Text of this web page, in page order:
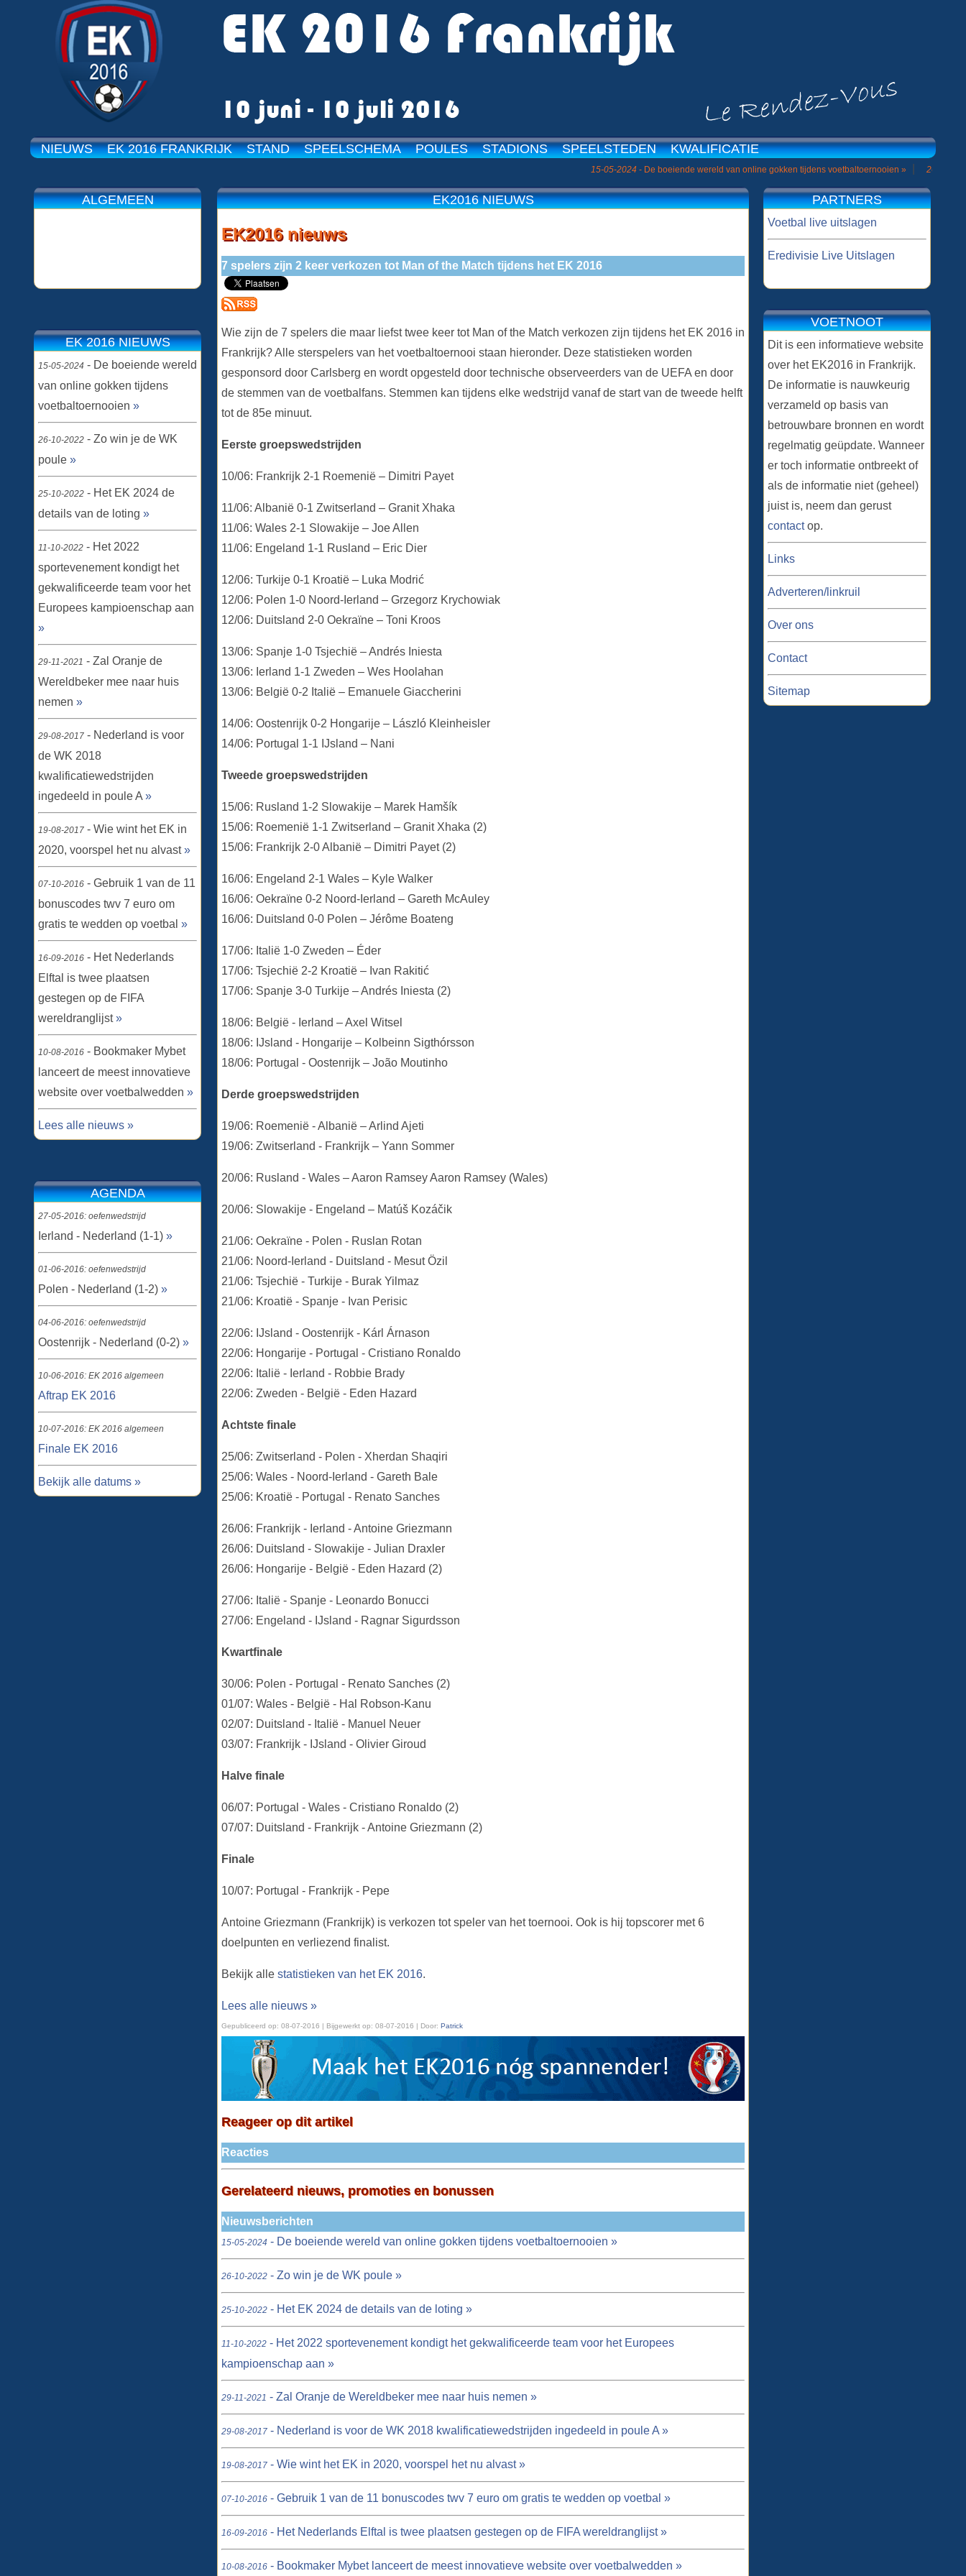
EK2016 NIEUWS
EK2016 nieuws
7 spelers zijn 2 keer verkozen tot Man of the Match tijdens het EK 2016
Wie zijn de 7 spelers die maar liefst twee keer tot Man of the Match verkozen zijn tijdens het EK 2016 in
Frankrijk? Alle sterspelers van het voetbaltoernooi staan hieronder. Deze statistieken worden
gesponsord door Carlsberg en wordt opgesteld door technische observeerders van de UEFA en door
de stemmen van de voetbalfans. Stemmen kan tijdens elke wedstrijd vanaf de start van de tweede helft
tot de 85e minuut.
Eerste groepswedstrijden
10/06: Frankrijk 2-1 Roemenië – Dimitri Payet
11/06: Albanië 0-1 Zwitserland – Granit Xhaka
11/06: Wales 2-1 Slowakije – Joe Allen
11/06: Engeland 1-1 Rusland – Eric Dier
12/06: Turkije 0-1 Kroatië – Luka Modrić
12/06: Polen 1-0 Noord-Ierland – Grzegorz Krychowiak
12/06: Duitsland 2-0 Oekraïne – Toni Kroos
13/06: Spanje 1-0 Tsjechië – Andrés Iniesta
13/06: Ierland 1-1 Zweden – Wes Hoolahan
13/06: België 0-2 Italië – Emanuele Giaccherini
14/06: Oostenrijk 0-2 Hongarije – László Kleinheisler
14/06: Portugal 1-1 IJsland – Nani
Tweede groepswedstrijden
15/06: Rusland 1-2 Slowakije – Marek Hamšík
15/06: Roemenië 1-1 Zwitserland – Granit Xhaka (2)
15/06: Frankrijk 2-0 Albanië – Dimitri Payet (2)
16/06: Engeland 2-1 Wales – Kyle Walker
16/06: Oekraïne 0-2 Noord-Ierland – Gareth McAuley
16/06: Duitsland 0-0 Polen – Jérôme Boateng
17/06: Italië 1-0 Zweden – Éder
17/06: Tsjechië 2-2 Kroatië – Ivan Rakitić
17/06: Spanje 3-0 Turkije – Andrés Iniesta (2)
18/06: België - Ierland – Axel Witsel
18/06: IJsland - Hongarije – Kolbeinn Sigthórsson
18/06: Portugal - Oostenrijk – João Moutinho
Derde groepswedstrijden
19/06: Roemenië - Albanië – Arlind Ajeti
19/06: Zwitserland - Frankrijk – Yann Sommer
20/06: Rusland - Wales – Aaron Ramsey Aaron Ramsey (Wales)
20/06: Slowakije - Engeland – Matúš Kozáčik
21/06: Oekraïne - Polen - Ruslan Rotan
21/06: Noord-Ierland - Duitsland - Mesut Özil
21/06: Tsjechië - Turkije - Burak Yilmaz
21/06: Kroatië - Spanje - Ivan Perisic
22/06: IJsland - Oostenrijk - Kárl Árnason
22/06: Hongarije - Portugal - Cristiano Ronaldo
22/06: Italië - Ierland - Robbie Brady
22/06: Zweden - België - Eden Hazard
Achtste finale
25/06: Zwitserland - Polen - Xherdan Shaqiri
25/06: Wales - Noord-Ierland - Gareth Bale
25/06: Kroatië - Portugal - Renato Sanches
26/06: Frankrijk - Ierland - Antoine Griezmann
26/06: Duitsland - Slowakije - Julian Draxler
26/06: Hongarije - België - Eden Hazard (2)
27/06: Italië - Spanje - Leonardo Bonucci
27/06: Engeland - IJsland - Ragnar Sigurdsson
Kwartfinale
30/06: Polen - Portugal - Renato Sanches (2)
01/07: Wales - België - Hal Robson-Kanu
02/07: Duitsland - Italië - Manuel Neuer
03/07: Frankrijk - IJsland - Olivier Giroud
Halve finale
06/07: Portugal - Wales - Cristiano Ronaldo (2)
07/07: Duitsland - Frankrijk - Antoine Griezmann (2)
Finale
10/07: Portugal - Frankrijk - Pepe
Antoine Griezmann (Frankrijk) is verkozen tot speler van het toernooi. Ook is hij topscorer met 6
doelpunten en verliezend finalist.
Bekijk alle statistieken van het EK 2016.
Lees alle nieuws »
Gepubliceerd op: 08-07-2016 | Bijgewerkt op: 08-07-2016 | Door: Patrick
Reageer op dit artikel
Reacties
Gerelateerd nieuws, promoties en bonussen
Nieuwsberichten
15-05-2024 - De boeiende wereld van online gokken tijdens voetbaltoernooien »
26-10-2022 - Zo win je de WK poule »
25-10-2022 - Het EK 2024 de details van de loting »
11-10-2022 - Het 2022 sportevenement kondigt het gekwalificeerde team voor het Europees
kampioenschap aan »
29-11-2021 - Zal Oranje de Wereldbeker mee naar huis nemen »
29-08-2017 - Nederland is voor de WK 2018 kwalificatiewedstrijden ingedeeld in poule A »
19-08-2017 - Wie wint het EK in 2020, voorspel het nu alvast »
07-10-2016 - Gebruik 1 van de 11 bonuscodes twv 7 euro om gratis te wedden op voetbal »
16-09-2016 - Het Nederlands Elftal is twee plaatsen gestegen op de FIFA wereldranglijst »
10-08-2016 - Bookmaker Mybet lanceert de meest innovatieve website over voetbalwedden »
ALGEMEEN
EK 2016 NIEUWS
15-05-2024 - De boeiende wereld
van online gokken tijdens
voetbaltoernooien »
26-10-2022 - Zo win je de WK
poule »
25-10-2022 - Het EK 2024 de
details van de loting »
11-10-2022 - Het 2022
sportevenement kondigt het
gekwalificeerde team voor het
Europees kampioenschap aan
»
29-11-2021 - Zal Oranje de
Wereldbeker mee naar huis
nemen »
29-08-2017 - Nederland is voor
de WK 2018
kwalificatiewedstrijden
ingedeeld in poule A »
19-08-2017 - Wie wint het EK in
2020, voorspel het nu alvast»
07-10-2016 - Gebruik 1 van de 11
bonuscodes twv 7 euro om
gratis te wedden op voetbal »
16-09-2016 - Het Nederlands
Elftal is twee plaatsen
gestegen op de FIFA
wereldranglijst»
10-08-2016 - Bookmaker Mybet
lanceert de meest innovatieve
website over voetbalwedden »
Lees alle nieuws »
AGENDA
27-05-2016: oefenwedstrijd
Ierland - Nederland (1-1) »
01-06-2016: oefenwedstrijd
Polen - Nederland (1-2) »
04-06-2016: oefenwedstrijd
Oostenrijk - Nederland (0-2) »
10-06-2016: EK 2016 algemeen
Aftrap EK 2016
10-07-2016: EK 2016 algemeen
Finale EK 2016
Bekijk alle datums »
PARTNERS
Voetbal live uitslagen
Eredivisie Live Uitslagen
VOETNOOT
Dit is een informatieve website
over het EK2016 in Frankrijk.
De informatie is nauwkeurig
verzameld op basis van
betrouwbare bronnen en wordt
regelmatig geüpdate. Wanneer
er toch informatie ontbreekt of
als de informatie niet (geheel)
juist is, neem dan gerust
contactop.
Links
Adverteren/linkruil
Over ons
Contact
Sitemap
NIEUWS EK 2016 FRANKRIJK STAND SPEELSCHEMA POULES STADIONS SPEELSTEDEN KWALIFICATIE
15-05-2024- De boeiende wereld van online gokken tijdens voetbaltoernooien »|26-10-2022- Zo win